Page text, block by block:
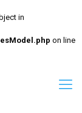
in
on line